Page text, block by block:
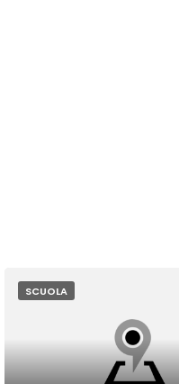
SCUOLA